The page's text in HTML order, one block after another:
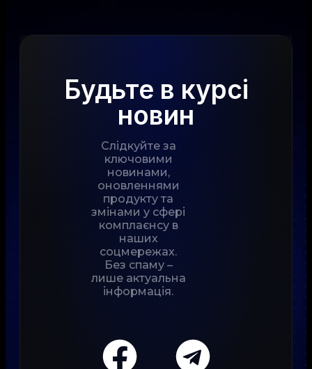
Будьте в курсі
новин
Слідкуйте за
ключовими
новинами,
оновленнями
продукту та
змінами у сфері
комплаєнсу в
наших
соцмережах.
Без спаму –
лише актуальна
інформація.